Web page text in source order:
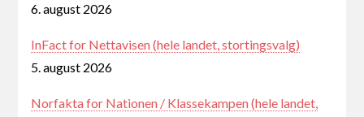
6. august 2026
InFact for Nettavisen (hele landet, stortingsvalg)
5. august 2026
Norfakta for Nationen / Klassekampen (hele landet,